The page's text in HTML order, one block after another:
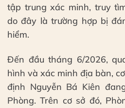
tập trung xác minh, truy
do đây là trường hợp bị
hiểm.
Đến đầu tháng 6/2026,
hình và xác minh địa bàn,
định Nguyễn Bá Kiên
Phòng. Trên cơ sở đó,